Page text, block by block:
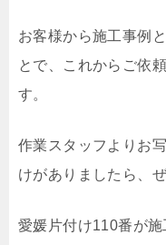
お客様から施工事例
とで、これからご依
す。
作業スタッフよりお
けがありましたら、
愛媛片付け110番が